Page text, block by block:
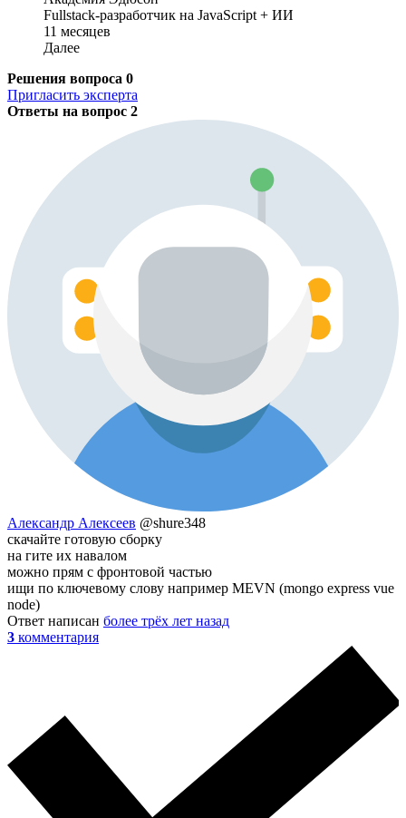
Fullstack-разработчик на JavaScript + ИИ
11 месяцев
Далее
Решения вопроса 0
Пригласить эксперта
Ответы на вопрос 2
Александр Алексеев @shure348
скачайте готовую сборку
на гите их навалом
можно прям с фронтовой частью
ищи по ключевому слову например MEVN (mongo express vue
node)
Ответ написан более трёх лет назад
3 комментария